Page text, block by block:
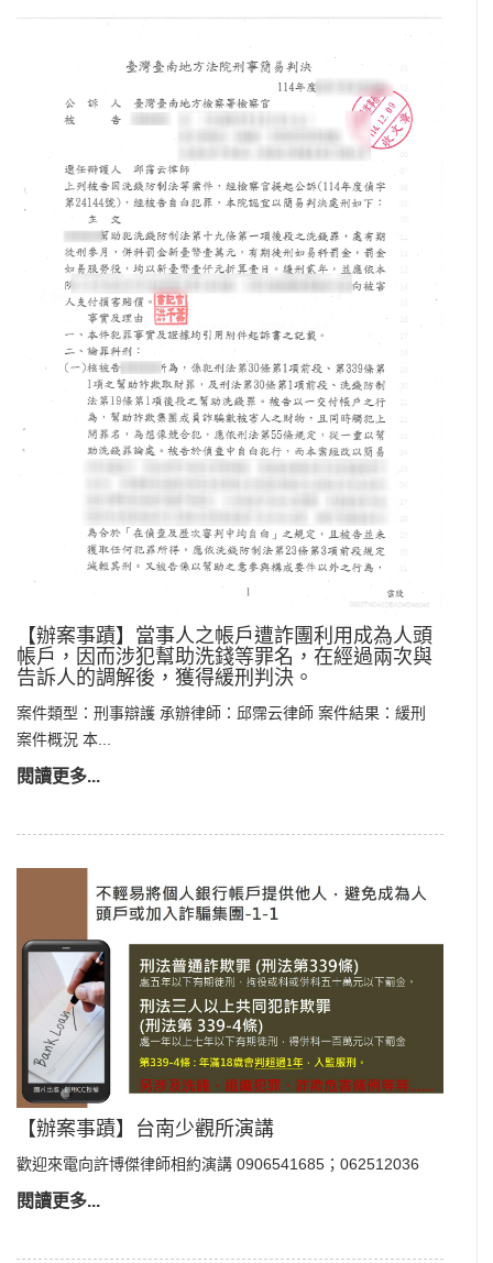
【辦案事蹟】當事人之帳戶遭詐團利用成為人頭
帳戶，因而涉犯幫助洗錢等罪名，在經過兩次與
告訴人的調解後，獲得緩刑判決。
案件類型：刑事辯護 承辦律師：邱霈云律師 案件結果：緩刑
案件概況 本...
閱讀更多...
【辦案事蹟】台南少觀所演講
歡迎來電向許博傑律師相約演講 0906541685；062512036
閱讀更多...